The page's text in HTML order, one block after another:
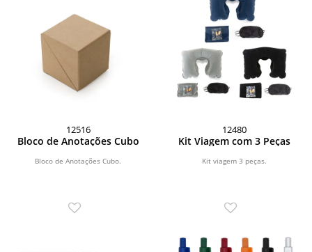
12516
Bloco de Anotações Cubo
Bloco de Anotações Cubo.
12480
Kit Viagem com 3 Peças
Kit viagem 3 peças.